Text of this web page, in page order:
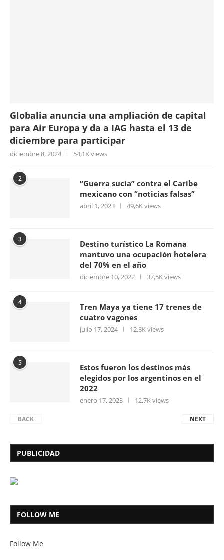
Globalia anuncia una ampliación de capital
para Air Europa y da a IAG hasta el 13 de
diciembre para participar
diciembre 8, 2024 54,1K views
2
“Guerra sucia” contra el Caribe
mexicano con “noticias falsas”
abril 1, 2023 49,6K views
3
Destino turístico La Romana
mantuvo una ocupación hotelera
del 70% en el año
diciembre 10, 2022 37,5K views
4
Tren Maya ya tiene 17 trenes de
cuatro vagones
julio 17, 2024 12,8K views
5
Estos fueron los destinos más
elegidos por los argentinos en el
2022
enero 17, 2023 12,7K views
BACK NEXT
PUBLICIDAD
FOLLOW ME
Follow Me